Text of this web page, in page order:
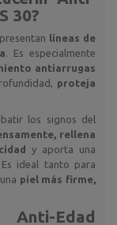
30?
líneas de
. Es especialmente
antiarrugas
proteja
los signos del
rellena
y aporta una
ideal tanto para
piel más firme,
Anti-Edad